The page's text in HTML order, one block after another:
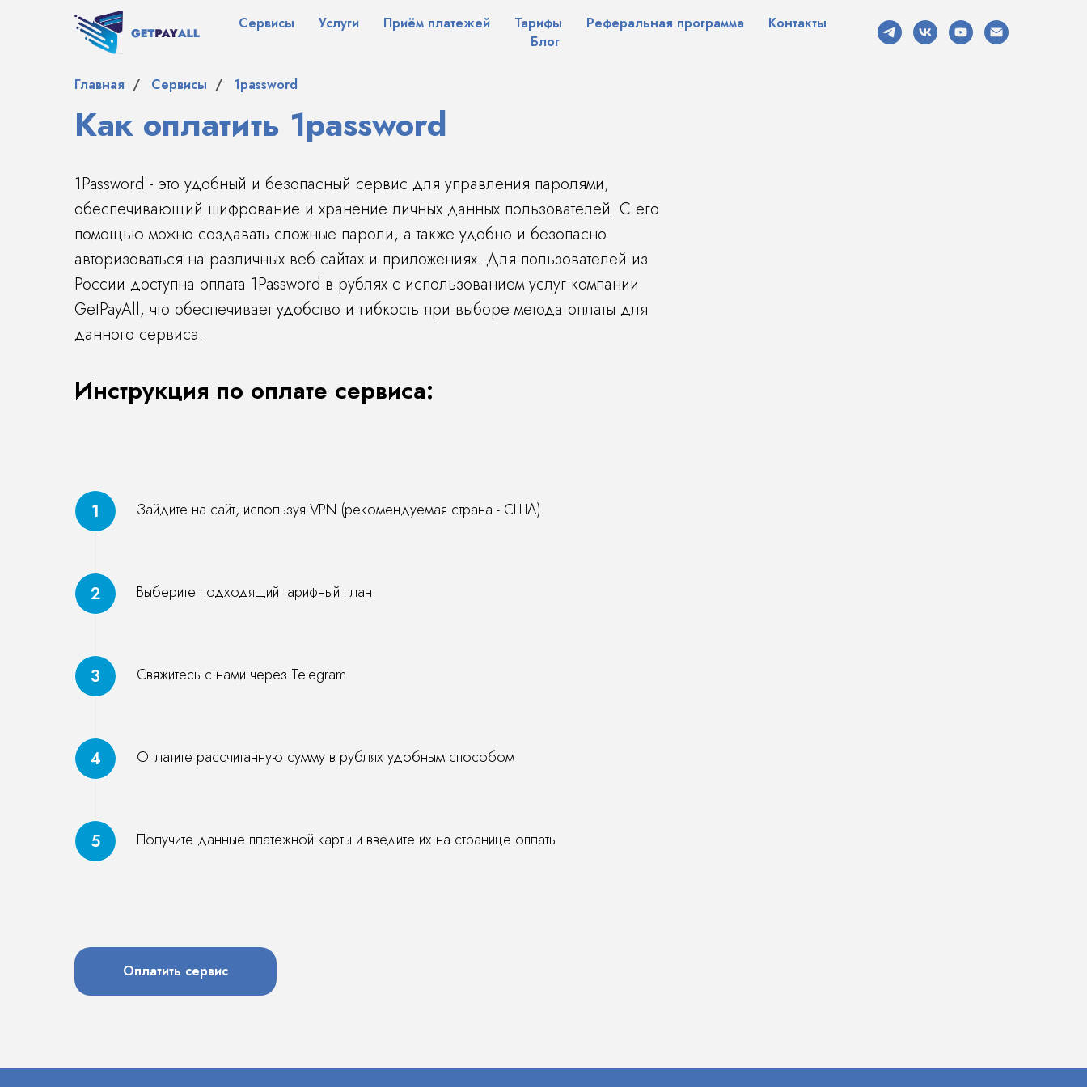
Сервисы Услуги Приём платежей Тарифы Реферальная программа
Контакты
Блог
Главная / Сервисы / 1password
Как оплатить 1password
1Password - это удобный и безопасный сервис для управления паролями,
обеспечивающий шифрование и хранение личных данных пользователей. С его
помощью можно создавать сложные пароли, а также удобно и безопасно
авторизоваться на различных веб-сайтах и приложениях. Для пользователей из
России доступна оплата 1Password в рублях с использованием услуг компании
GetPayAll, что обеспечивает удобство и гибкость при выборе метода оплаты для
данного сервиса.
Инструкция по оплате сервиса:
Зайдите на сайт, используя VPN (рекомендуемая страна - США)
Выберите подходящий тарифный план
Свяжитесь с нами через Telegram
Оплатите рассчитанную сумму в рублях удобным способом
Получите данные платежной карты и введите их на странице оплаты
Оплатить сервис